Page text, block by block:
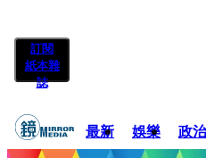
訂閱
紙本雜
誌
最新 娛樂 政